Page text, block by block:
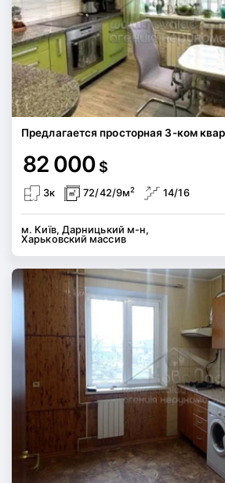
Предлагается просторная 3-ком
82 000 $
3к 72/42/9м2 14/16
м. Київ, Дарницький м-н,
Харьковский массив